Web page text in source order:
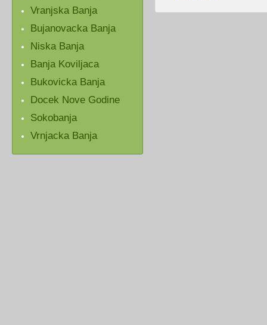
Vranjska Banja
Bujanovacka Banja
Niska Banja
Banja Koviljaca
Bukovicka Banja
Docek Nove Godine
Sokobanja
Vrnjacka Banja